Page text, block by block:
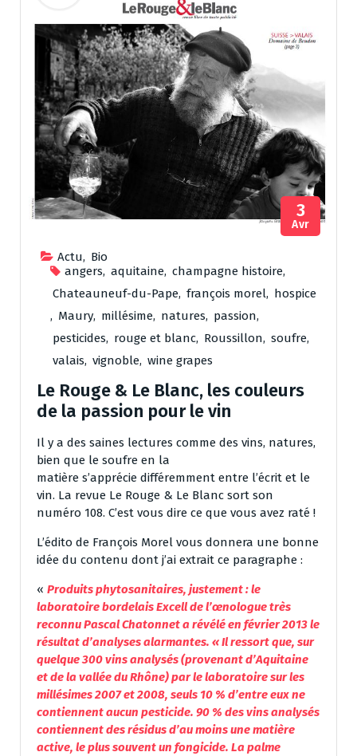
Actu, Bio
angers, aquitaine, champagne histoire,
Chateauneuf-du-Pape, françois morel,
hospice
, Maury, millésime, natures, passion,
pesticides, rouge et blanc, Roussillon, soufre,
valais, vignoble, wine grapes
3
Avr
Le Rouge & Le Blanc, les couleurs
de la passion pour le vin
Il y a des saines lectures comme des vins, natures,
bien que le soufre en la
matière s’apprécie différemment entre l’écrit et le
vin. La revue Le Rouge & Le Blanc sort son
numéro 108. C’est vous dire ce que vous avez raté !
L’édito de François Morel vous donnera une bonne
idée du contenu dont j’ai extrait ce paragraphe :
« Produits phytosanitaires, justement : le
laboratoire bordelais Excell de l’œnologue très
reconnu Pascal Chatonnet a révélé en février 2013 le
résultat d’analyses alarmantes. « Il ressort que, sur
quelque 300 vins analysés (provenant d’Aquitaine
et de la vallée du Rhône) par le laboratoire sur les
millésimes 2007 et 2008, seuls 10 % d’entre eux ne
contiennent aucun pesticide. 90 % des vins analysés
contiennent des résidus d’au moins une matière
active, le plus souvent un fongicide. La palme